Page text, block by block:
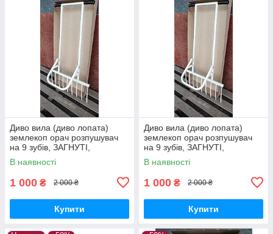
Диво вила (диво лопата)
землекоп орач розпушувач
на 9 зубів, ЗАГНУТІ,
ПОСИЛЕНІ (нова партія)
В наявності
1 000 ₴ 2 000 ₴
Купити
Диво вила (диво лопата)
землекоп орач розпушувач
на 9 зубів, ЗАГНУТІ,
ПОСИЛЕНІ (нова партія)
В наявності
1 000 ₴ 2 000 ₴
Купити